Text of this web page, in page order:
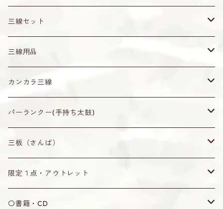
三線セット
真壁型（通常サイズ）
小さめサイズ
三線用品
爪（バチ）・ピック
水牛角製（黒）
オランダ牛角製（茶・赤牛）
ティーガ
ティーガ
ティーガ用紐
ティーガ留め
水牛角製
七宝焼製
ウマ
黒木製
弦
カンカラ三線
無地
なんじぃ
パーランクー(手持ち太鼓)
無地
なんじぃ
三板（さんば）
無地
なんじぃ
限定１点・アウトレット
限定１点
〇書籍・CD